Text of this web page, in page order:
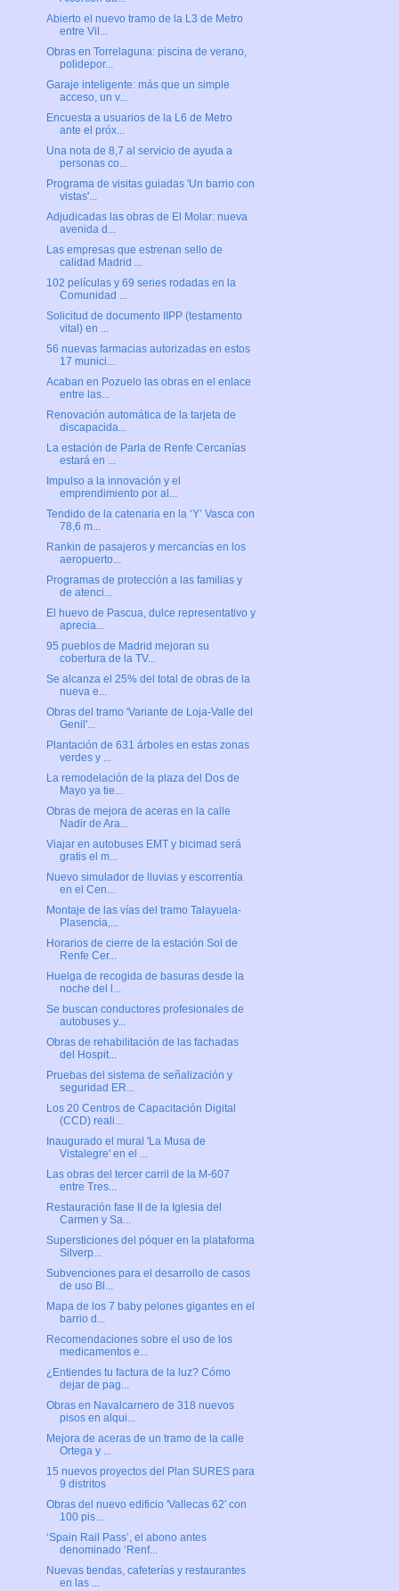
Abierto el nuevo tramo de la L3 de Metro
entre Vil...
Obras en Torrelaguna: piscina de verano,
polidepor...
Garaje inteligente: más que un simple
acceso, un v...
Encuesta a usuarios de la L6 de Metro
ante el próx...
Una nota de 8,7 al servicio de ayuda a
personas co...
Programa de visitas guiadas 'Un barrio con
vistas'...
Adjudicadas las obras de El Molar: nueva
avenida d...
Las empresas que estrenan sello de
calidad Madrid ...
102 películas y 69 series rodadas en la
Comunidad ...
Solicitud de documento IIPP (testamento
vital) en ...
56 nuevas farmacias autorizadas en estos
17 munici...
Acaban en Pozuelo las obras en el enlace
entre las...
Renovación automática de la tarjeta de
discapacida...
La estación de Parla de Renfe Cercanías
estará en ...
Impulso a la innovación y el
emprendimiento por al...
Tendido de la catenaria en la ‘Y’ Vasca con
78,6 m...
Rankin de pasajeros y mercancías en los
aeropuerto...
Programas de protección a las familias y
de atenci...
El huevo de Pascua, dulce representativo y
aprecia...
95 pueblos de Madrid mejoran su
cobertura de la TV...
Se alcanza el 25% del total de obras de la
nueva e...
Obras del tramo 'Variante de Loja-Valle del
Genil'...
Plantación de 631 árboles en estas zonas
verdes y ...
La remodelación de la plaza del Dos de
Mayo ya tie...
Obras de mejora de aceras en la calle
Nadir de Ara...
Viajar en autobuses EMT y bicimad será
gratis el m...
Nuevo simulador de lluvias y escorrentía
en el Cen...
Montaje de las vías del tramo Talayuela-
Plasencia,...
Horarios de cierre de la estación Sol de
Renfe Cer...
Huelga de recogida de basuras desde la
noche del l...
Se buscan conductores profesionales de
autobuses y...
Obras de rehabilitación de las fachadas
del Hospit...
Pruebas del sistema de señalización y
seguridad ER...
Los 20 Centros de Capacitación Digital
(CCD) reali...
Inaugurado el mural 'La Musa de
Vistalegre' en el ...
Las obras del tercer carril de la M-607
entre Tres...
Restauración fase II de la Iglesia del
Carmen y Sa...
Supersticiones del póquer en la plataforma
Silverp...
Subvenciones para el desarrollo de casos
de uso Bl...
Mapa de los 7 baby pelones gigantes en el
barrio d...
Recomendaciones sobre el uso de los
medicamentos e...
¿Entiendes tu factura de la luz? Cómo
dejar de pag...
Obras en Navalcarnero de 318 nuevos
pisos en alqui...
Mejora de aceras de un tramo de la calle
Ortega y ...
15 nuevos proyectos del Plan SURES para
9 distritos
Obras del nuevo edificio 'Vallecas 62' con
100 pis...
‘Spain Rail Pass’, el abono antes
denominado ‘Renf...
Nuevas tiendas, cafeterías y restaurantes
en las ...